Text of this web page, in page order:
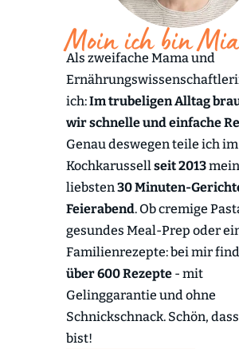
Moin ich bin Mia
Als zweifache Mama und
ich:Im trubeligen Alltag
wir schnelle und einfache
Genau deswegen teile ich im
Kochkarussellseit 2013
liebsten30 Minuten-
Feierabend. Ob cremige
gesundes Meal-Prep oder
Familienrezepte: bei mir
über 600 Rezepte- mit
Gelinggarantie und ohne
Schnickschnack. Schön,
bist!